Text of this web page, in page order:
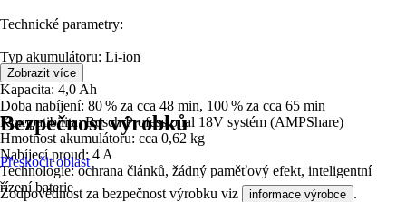
Technické parametry:
Typ akumulátoru: Li‑ion
Napětí: 18 V
Kapacita: 4,0 Ah
Doba nabíjení: 80 % za cca 48 min, 100 % za cca 65 min
Kompatibilita: Bosch Professional 18V systém (AMPShare)
Hmotnost akumulátoru: cca 0,62 kg
Nabíjecí proud: 4 A
Technologie: ochrana článků, žádný paměťový efekt, inteligentní
řízení baterie
Zobrazit více
Bezpečnost výrobků
Přeskočit oblast
Zodpovědnost za bezpečnost výrobku viz informace výrobce .